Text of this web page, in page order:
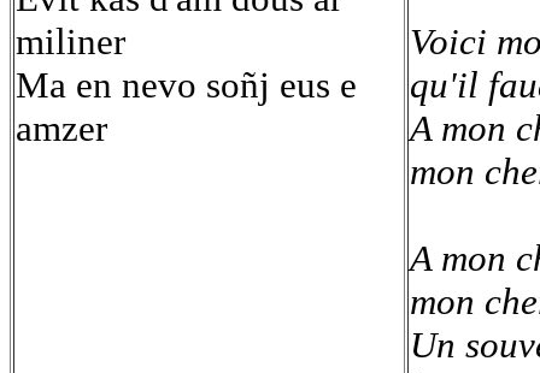
miliner
Ma en nevo soñj eus e
amzer
Voici
qu'il
A mon
mon
A mon
mon
Un